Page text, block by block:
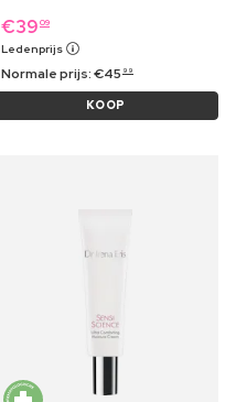
€39 09
Ledenprijs
Normale prijs:€45 99
KOOP